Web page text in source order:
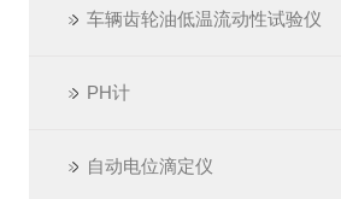
车辆齿轮油低温流动性试验仪
PH计
自动电位滴定仪